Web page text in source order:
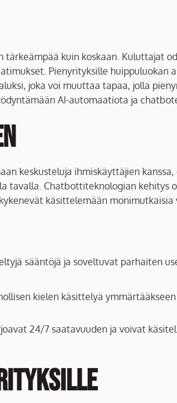
kuin koskaan. Kuluttajat
Pienyrityksille huippuluokan
joka voi muuttaa tapaa, jolla
AI-automaatiota ja
keskusteluja ihmiskäyttäjien
tavalla. Chatbottiteknologian
käsittelemään monimutkaisia
sääntöjä ja soveltuvat parhaiten
kielen käsittelyä
24/7 saatavuuden ja voivat